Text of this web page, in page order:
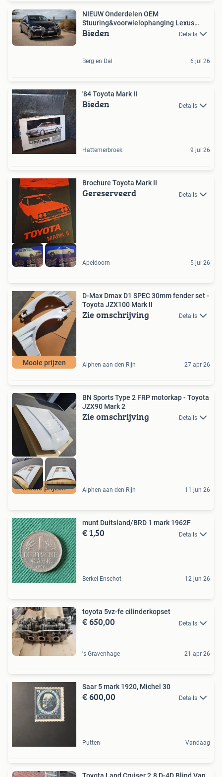
NIEUW Onderdelen OEM
Stuuring&voorwielophanging Lexus
IS/GS
Bieden Details
Berg en Dal 6 jul 26
'84 Toyota Mark II
Bieden Details
Hattemerbroek 9 jul 26
Brochure Toyota Mark II
Gereserveerd Details
Apeldoorn 5 jul 26
Mooie prijzen
D-Max Dmax D1 SPEC 30mm fender set -
Toyota JZX100 Mark II
Zie omschrijving Details
Alphen aan den Rijn 27 apr 26
Mooie prijzen
BN Sports Type 2 FRP motorkap - Toyota
JZX90 Mark 2
Zie omschrijving Details
Alphen aan den Rijn 11 jun 26
munt Duitsland/BRD 1 mark 1962F
€ 1,50 Details
Berkel-Enschot 12 jun 26
toyota 5vz-fe cilinderkopset
€ 650,00 Details
's-Gravenhage 21 apr 26
Saar 5 mark 1920, Michel 30
€ 600,00 Details
Putten Vandaag